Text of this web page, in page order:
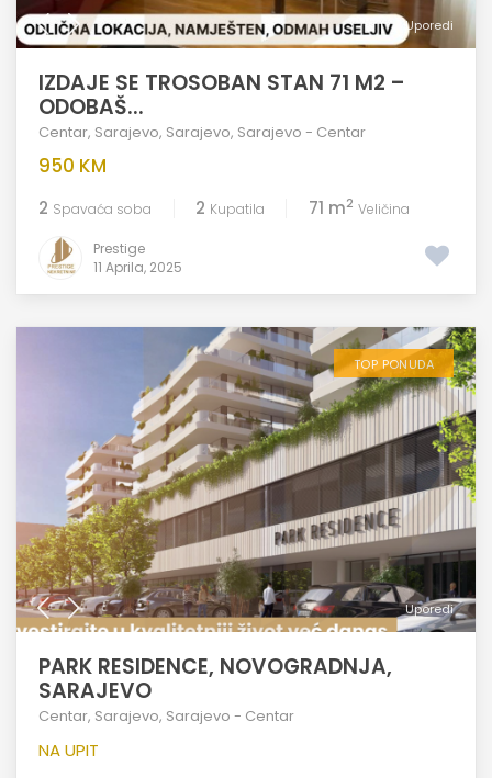
Uporedi
IZDAJE SE TROSOBAN STAN 71 M2 –
ODOBAŠ...
Centar, Sarajevo, Sarajevo, Sarajevo - Centar
950 KM
2 Spavaća soba 2 Kupatila 71 m2 Veličina
Prestige
11 Aprila, 2025
Uporedi
TOP PONUDA
PARK RESIDENCE, NOVOGRADNJA,
SARAJEVO
Centar, Sarajevo, Sarajevo - Centar
NA UPIT